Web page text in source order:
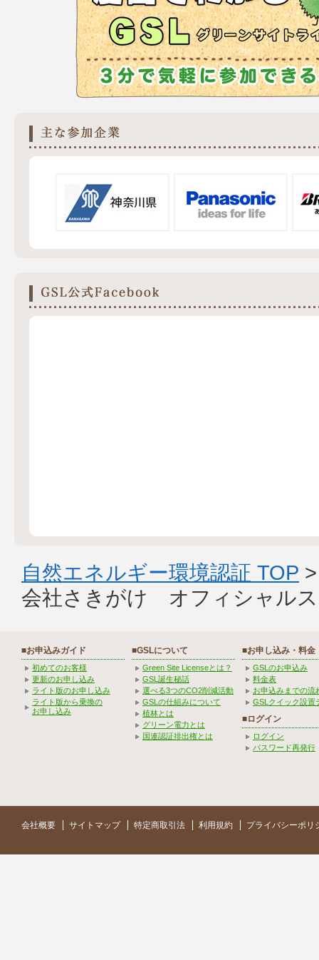
自然エネルギー環境認証 TOP
会社さきがけ オフィシャル
■お申込みガイド
初めてのお客様
更新のお申し込み
ライト版のお申し込み
ライト版から乗換の
お申し込み
■GSLについて
Green Site Licenseとは？
GSL誕生秘話
選べる3つのCO2削減活動
GSLの仕組みについて
植林とは
グリーン電力とは
国連認証排出権とは
■お申し込み・料金
GSLのお申込み
料金表
お申込みまでの流
GSLクイック設置
■ログイン
ログイン
パスワード再発行
会社概要 サイトマップ 特定商取引法 利用規約 プライバシーポリ